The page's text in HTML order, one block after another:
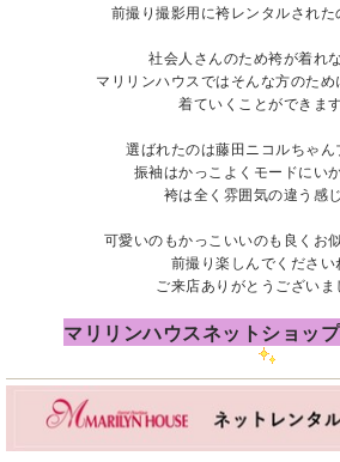
前撮り撮影用に袴レンタルされた
社会人さんのため袴が着れ
マリリンハウスではそんな方のため
着ていくことができます
選ばれたのは藤田ニコルちゃん
振袖はかっこよくモードにい
袴は全く雰囲気の違う感
可愛いのもかっこいいのも良くお
前撮り楽しんでください
ご来店ありがとうございま
マリリンハウスネットショッ